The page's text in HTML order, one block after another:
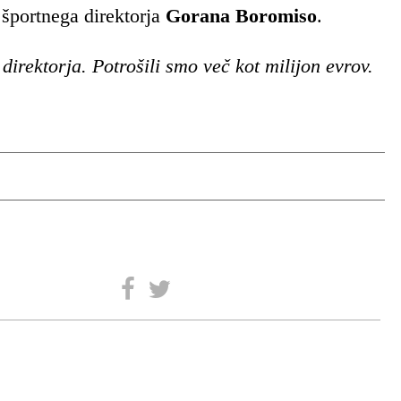
direktorja Gorana Boromiso.
Potrošili smo več kot milijon evrov.